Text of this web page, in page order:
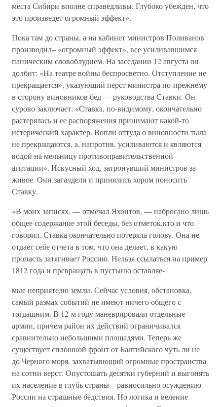
места Сибири вполне справедливы. Глубоко убежден, что
это произведет огромный эффект».
Пока там до страны, а на кабинет министров Поливанов
производил– «огромный эффект», все усиливавшимся
паническим словоблудием. На заседании 12 августа он
долбит: «На театре войны беспросветно. Отступление не
прекращается», указующий перст министра по-прежнему
в сторону виновников бед — руководства Ставки. Он
сурово заключает: «Ставка, по-видимому, окончательно
растерялась и ее распоряжения принимают какой-то
истерический характер. Вопли оттуда о виновности тыла
не прекращаются, а, напротив, усиливаются и являются
водой на мельницу противоправительственной
агитации». Искусный ход, затронувший министров за
живое. Они загалдели и принялись хором поносить
Ставку.
«В моих записях, — отмечал Яхонтов, — набросано лишь
общее содержание этой беседы, без отметок,кто и что
говорил. Ставка окончательно потеряла голову. Она не
отдает себе отчета в том, что она делает, в какую
пропасть затягивает Россию. Нельзя ссылаться на пример
1812 года и превращать в пустыню оставляе-
мые неприятелю земли. Сейчас условия, обстановка,
самый размах событий не имеют ничего общего с
тогдашним. В 12-м году маневрировали отдельные
армии, причем район их действий ограничивался
сравнительно небольшими площадями. Теперь же
существует сплошной фронт от Балтийского чуть ли не
до Черного моря, захватывющий огромные пространства
на сотни верст. Опустошать десятки губерний и выгонять
их население в глубь страны – равносильно осуждению
России на страшные бедствия. Но логика и веление